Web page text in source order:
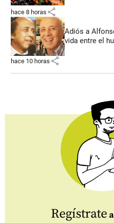
hace 8 horas share
Adiós a
vida entre el
hace 10 horas share
Regístrate